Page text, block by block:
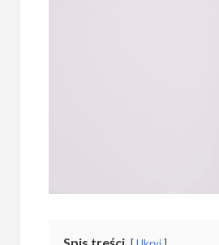
Spis treści